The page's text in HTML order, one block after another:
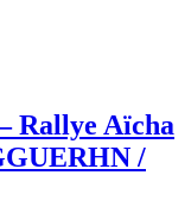
Rallye Aïcha
/